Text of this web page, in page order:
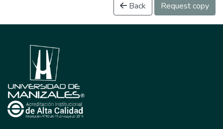
Back Request copy